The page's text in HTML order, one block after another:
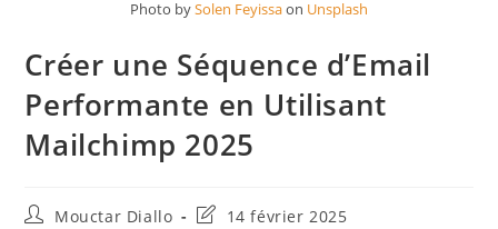
Photo bySolen Feyissaon Unsplash
Créer une Séquence d’Email
Performante en Utilisant
Mailchimp 2025
Auteur/autrice
Mouctar Diallo
Dernière
14 février 2025